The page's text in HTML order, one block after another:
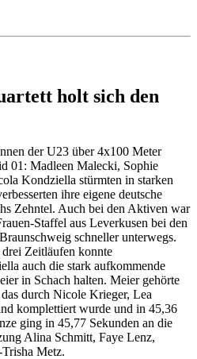
holt sich den
der U23 über 4x100 Meter
01: Madleen Malecki, Sophie
Kondziella stürmten in starken
ihre eigene deutsche
Zehntel. Auch bei den Aktiven war
Staffel aus Leverkusen bei den
schneller unterwegs.
Zeitläufen konnte
auch die stark aufkommende
in Schach halten. Meier gehörte
durch Nicole Krieger, Lea
komplettiert wurde und in 45,36
ging in 45,77 Sekunden an die
Alina Schmitt, Faye Lenz,
Metz.